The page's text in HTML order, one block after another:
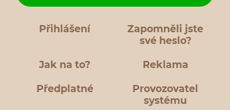
Přihlášení
Zapomněli jste
své heslo?
Jak na to? Reklama
Předplatné
Provozovatel
systému